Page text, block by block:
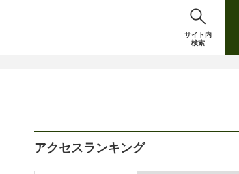
サイト内
検索
アクセスランキング